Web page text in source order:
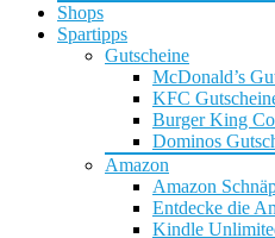
Shops
Spartipps
Gutscheine
McDonald’s
KFC
Burger King
Dominos
Amazon
Amazon
Entdecke die
Kindle